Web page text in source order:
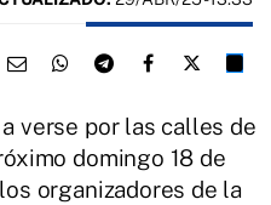
verse por las calles de
domingo 18 de
organizadores de la